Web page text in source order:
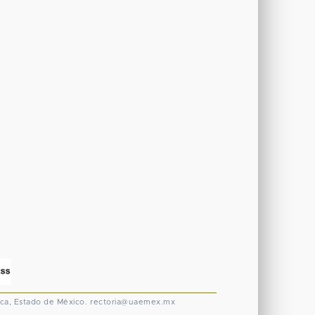
Estado de México. rectoria@uaemex.mx